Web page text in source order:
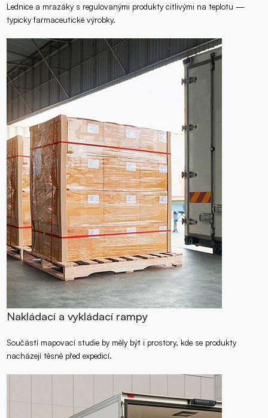
Lednice a mrazáky s regulovanými produkty citlivými na teplotu —
typicky farmaceutické výrobky.
Nakládací a vykládací rampy
Součástí mapovací studie by měly být i prostory, kde se produkty
nacházejí těsně před expedicí.